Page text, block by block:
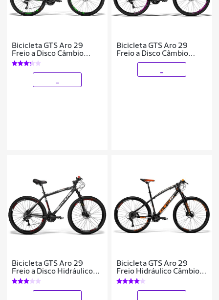
Bicicleta GTS Aro 29
Freio a Disco Câmbio
GTSM1 MX8 24 Marchas
e Amortecedor | GTS M1
Ride New
Bicicleta GTS Aro 29
Freio a Disco Câmbio
Traseiro GTSM1 TSI8 24
GTS M1 Adva
Bicicleta GTS Aro 29
Freio a Disco Hidráulico
Câmbio LTWOO A3 24
Marchas cubo k7 e
Amortecedor Supor
Bicicleta GTS Aro 29
Freio Hidráulico Câmbio
mx9 27 Marchas e
Amortecedor trava no